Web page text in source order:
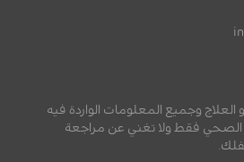
وجميع المعلومات الواردة فيه
فقط ولا تغني عن مراجعة